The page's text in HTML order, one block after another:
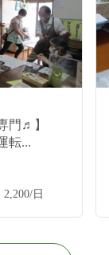
門♬】
転...
2,200/日